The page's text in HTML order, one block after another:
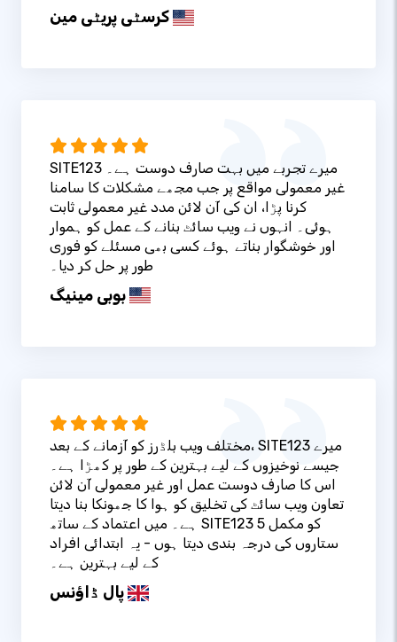
کرسٹی پریٹی مین
SITE123 میرے تجربے میں بہت صارف دوست ہے۔
غیر معمولی مواقع پر جب مجھے مشکلات کا سامنا
کرنا پڑا، ان کی آن لائن مدد غیر معمولی ثابت
ہوئی۔ انہوں نے ویب سائٹ بنانے کے عمل کو ہموار
اور خوشگوار بناتے ہوئے کسی بھی مسئلے کو فوری
طور پر حل کر دیا۔
بوبی مینیگ
مختلف ویب بلڈرز کو آزمانے کے بعد، SITE123 میرے
جیسے نوخیزوں کے لیے بہترین کے طور پر کھڑا ہے۔
اس کا صارف دوست عمل اور غیر معمولی آن لائن
تعاون ویب سائٹ کی تخلیق کو ہوا کا جھونکا بنا دیتا
ہے۔ میں اعتماد کے ساتھ SITE123 کو مکمل 5
ستاروں کی درجہ بندی دیتا ہوں - یہ ابتدائی افراد
کے لیے بہترین ہے۔
پال ڈاؤنس